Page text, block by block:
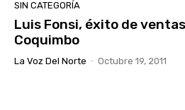
SIN CATEGORÍA
Luis Fonsi, éxito de
Coquimbo
La Voz Del Norte - Octubre 19, 2011